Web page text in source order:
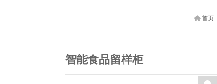
首页
智能食品留样柜